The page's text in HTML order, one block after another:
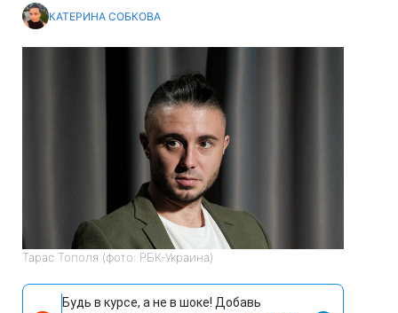
КАТЕРИНА СОБКОВА
Тарас Тополя (фото: РБК-Украина)
Будь в курсе, а не в шоке! Добавь